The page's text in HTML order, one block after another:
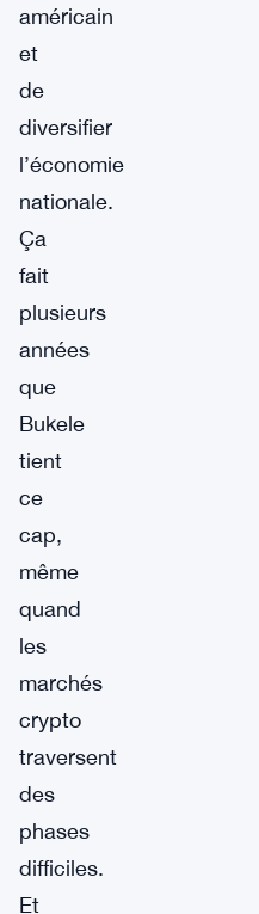
américain
et
de
diversifier
l’économie
nationale.
Ça
fait
plusieurs
années
que
Bukele
tient
ce
cap,
même
quand
les
marchés
crypto
traversent
des
phases
difficiles.
Et